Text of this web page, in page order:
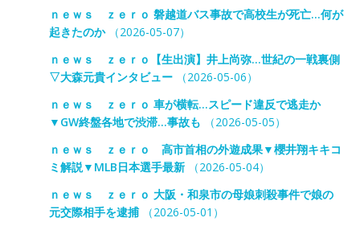
ｎｅｗｓ ｚｅｒｏ 磐越道バス事故で高校生が死亡…何が
起きたのか（2026-05-07）
ｎｅｗｓ ｚｅｒｏ【生出演】井上尚弥…世紀の一戦裏側
▽大森元貴インタビュー（2026-05-06）
ｎｅｗｓ ｚｅｒｏ 車が横転…スピード違反で逃走か
▼GW終盤各地で渋滞…事故も （2026-05-05）
ｎｅｗｓ ｚｅｒｏ 高市首相の外遊成果▼櫻井翔キキコ
ミ解説▼MLB日本選手最新（2026-05-04）
ｎｅｗｓ ｚｅｒｏ 大阪・和泉市の母娘刺殺事件で娘の
元交際相手を逮捕（2026-05-01）